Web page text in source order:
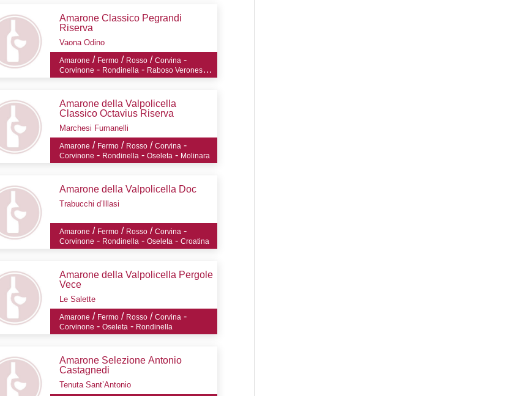
Amarone Classico Pegrandi
Riserva
Vaona Odino
Amarone / Fermo / Rosso /Corvina -
Corvinone - Rondinella - Raboso Veronese-
Oseleta
Amarone della Valpolicella
Classico Octavius Riserva
Marchesi Fumanelli
Amarone / Fermo / Rosso /Corvina -
Corvinone - Rondinella -Oseleta - Molinara
Amarone della Valpolicella Doc
Trabucchi d’Illasi
Amarone / Fermo / Rosso /Corvina -
Corvinone - Rondinella -Oseleta -Croatina
Amarone della Valpolicella Pergole
Vece
Le Salette
Amarone / Fermo / Rosso /Corvina -
Corvinone -Oseleta - Rondinella
Amarone Selezione Antonio
Castagnedi
Tenuta Sant’Antonio